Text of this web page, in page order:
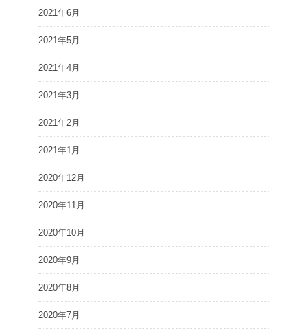
2021年6月
2021年5月
2021年4月
2021年3月
2021年2月
2021年1月
2020年12月
2020年11月
2020年10月
2020年9月
2020年8月
2020年7月